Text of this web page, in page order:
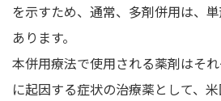
を示すため、通常、多剤併用は、
あります。
本併用療法で使用される薬剤はそ
に起因する症状の治療薬として、